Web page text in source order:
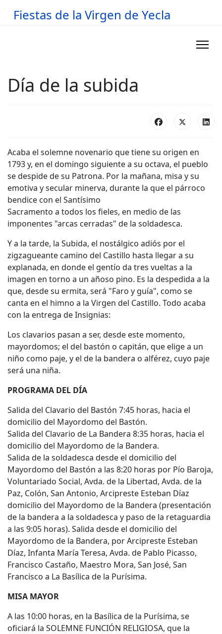
Fiestas de la Virgen de Yecla
Día de la subida
Acaba el solemne novenario que tiene su origen en
1793 y, en el domingo siguiente a su octava, el pueblo
se despide de su Patrona. Por la mañana, misa y su
emotiva y secular minerva, durante la que el párroco
bendice con el Santísimo
Sacramento a todos los fieles, en medio de las
imponentes "arcas cerradas" de la soldadesca.
Y a la tarde, la Subida, el nostálgico adiós por el
zigzagueante camino del Castillo hasta llegar a su
explanada, en donde el gentío da tres vueltas a la
imagen en torno a un añoso pino. Es la despedida a la
que, desde su ermita, será "Faro y guía", como se
canta en el himno a la Virgen del Castillo. Todo acaba
con la entrega de Insignias:
Los clavarios pasan a ser, desde este momento,
mayordomos; el del bastón o capitán, que elige a un
niño como paje, y el de la bandera o alférez, cuyo paje
será una niña.
PROGRAMA DEL DÍA
Salida del Clavario del Bastón 7:45 horas, hacia el
domicilio del Mayordomo del Bastón.
Salida del Clavario de La Bandera 8:35 horas, hacia el
domicilio del Mayordomo de la Bandera.
Salida de la soldadesca desde el domicilio del
Mayordomo del Bastón a las 8:20 horas por Pío Baroja,
Voluntariado Social, Avda. de la Libertad, Avda. de la
Paz, Colón, San Antonio, Arcipreste Esteban Díaz
domicilio del Mayordomo de la Bandera (presentación
de la bandera a la soldadesca y paso de la retaguardia
a las 9:05 horas). Salida desde el domicilio del
Mayordomo de la Bandera, por Arcipreste Esteban
Díaz, Infanta María Teresa, Avda. de Pablo Picasso,
Francisco Castaño, Maestro Mora, San José, San
Francisco a La Basílica de la Purísima.
MISA MAYOR
A las 10:00 horas, en la Basílica de la Purísima, se
oficiará la SOLEMNE FUNCIÓN RELIGIOSA, que la